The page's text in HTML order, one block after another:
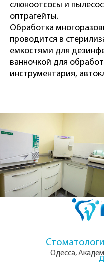
слюноотсосы и
оптрагейты.
Обработка
проводится в
емкостями для
ванночкой для
инструментария,
Одесса,